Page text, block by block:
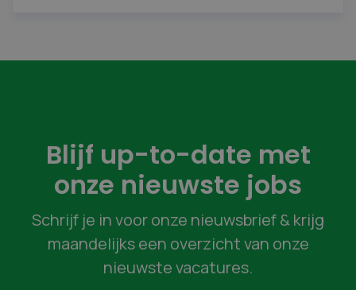
Blijf up-to-date met
onze nieuwste jobs
Schrijf je in voor onze nieuwsbrief & krijg
maandelijks een overzicht van onze
nieuwste vacatures.